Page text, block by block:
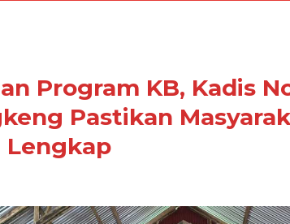
Program KB, Kadis
Pastikan
Lengkap